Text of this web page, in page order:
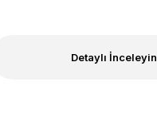
Detaylı İnceleyin